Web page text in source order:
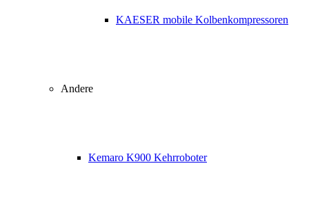
KAESER mobile Kolbenkompressoren
Andere
Kemaro K900 Kehrroboter